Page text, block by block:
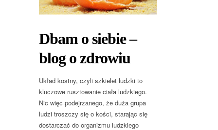
Dbam o siebie –
blog o zdrowiu
Układ kostny, czyli szkielet ludzki to
kluczowe rusztowanie ciała ludzkiego.
Nic więc podejrzanego, że duża grupa
ludzi troszczy się o kości, starając się
dostarczać do organizmu ludzkiego